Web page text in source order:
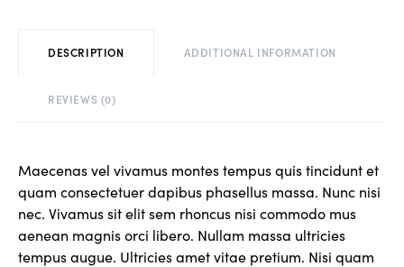
DESCRIPTION ADDITIONAL INFORMATION
REVIEWS (0)
Maecenas vel vivamus montes tempus quis tincidunt et
quam consectetuer dapibus phasellus massa. Nunc nisi
nec. Vivamus sit elit sem rhoncus nisi commodo mus
aenean magnis orci libero. Nullam massa ultricies
tempus augue. Ultricies amet vitae pretium. Nisi quam